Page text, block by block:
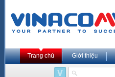
Trang chủ Giới thiệu